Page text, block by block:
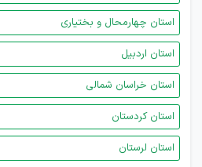
استان چهارمحال و بختیاری
استان اردبیل
استان خراسان شمالی
استان کردستان
استان لرستان